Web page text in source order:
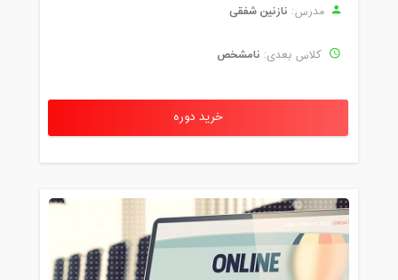
مدرس: نازنین شفقی
کلاس بعدی: نامشخص
خرید دوره